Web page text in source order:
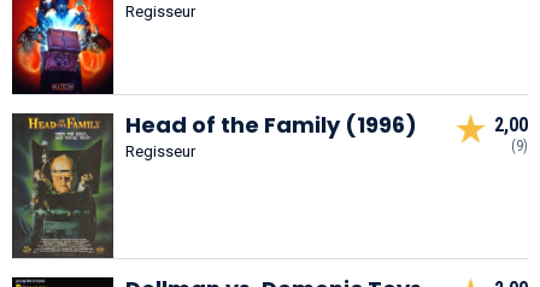
Regisseur
Head of the Family (1996)
Regisseur
2,00
(9)